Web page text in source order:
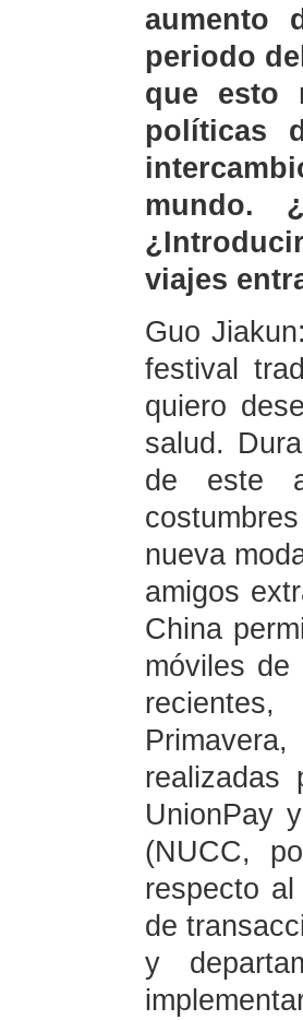
aumento
periodo
que esto
políticas
mundo.
viajes
Guo
festival
quiero
salud.
de este
nueva
amigos
China
móviles
UnionPay
(NUCC,
respecto
de
y